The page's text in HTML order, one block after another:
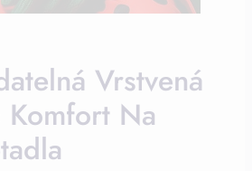
Vrstvená
Na